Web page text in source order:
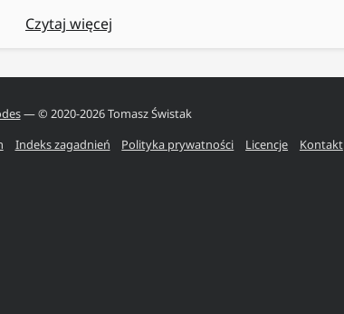
Czytaj więcej
— © 2020-2026Tomasz Świstak
Indeks zagadnień Polityka prywatności Licencje Kontakt